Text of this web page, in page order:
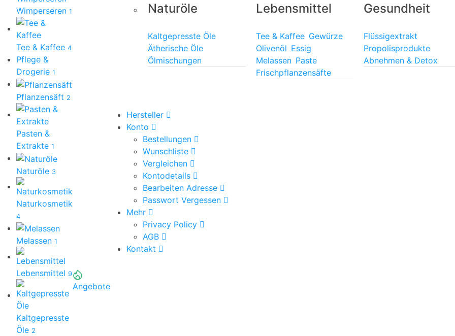
Wimperseren 1
Tee & Kaffee 4
Pflege &
Drogerie 1
Pflanzensäft 2
Pasten &
Extrakte 1
Naturöle 3
Naturkosmetik
4
Melassen 1
Lebensmittel 9
Kaltgepresste
Öle 2
Angebote
Naturöle
Kaltgepresste Öle
Ätherische Öle
Ölmischungen
Lebensmittel
Tee & Kaffee Gewürze
Olivenöl Essig
Melassen Paste
Frischpflanzensäfte
Gesundheit
Flüssigextrakt
Propolisprodukte
Abnehmen & Detox
Hersteller
Konto
Bestellungen
Wunschliste
Vergleichen
Kontodetails
Bearbeiten Adresse
Passwort Vergessen
Mehr
Privacy Policy
AGB
Kontakt